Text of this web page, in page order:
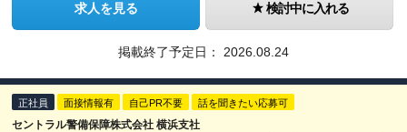
求人を見る 検討中に入れる
掲載終了予定日： 2026.08.24
正社員 面接情報有 自己PR不要 話を聞きたい応募可
セントラル警備保障株式会社 横浜支社